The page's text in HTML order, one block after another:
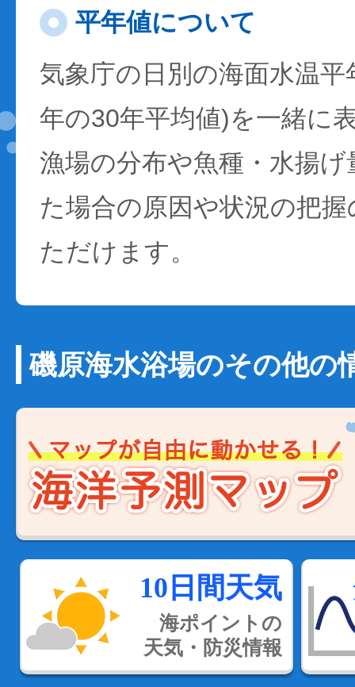
平年値について
気象庁の日別の海面水温
年の30年平均値)を一緒に
漁場の分布や魚種・水揚
た場合の原因や状況の把
ただけます。
磯原海水浴場のその他の
10日間天気
海ポイントの
天気・防災情報